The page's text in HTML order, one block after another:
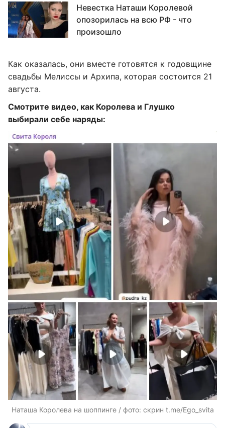
Невестка Наташи Королевой
опозорилась на всю РФ - что
произошло
Как оказалась, они вместе готовятся к годовщине
свадьбы Мелиссы и Архипа, которая состоится 21
августа.
Смотрите видео, как Королева и Глушко
выбирали себе наряды:
Наташа Королева на шоппинге / фото: скрин t.me/Ego_svita